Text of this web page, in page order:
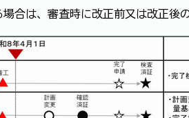
合は、審査時に改正前又は改正後